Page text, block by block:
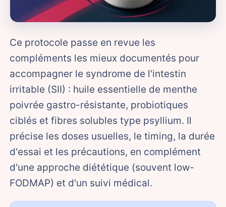
Ce protocole passe en revue les
compléments les mieux documentés pour
accompagner le syndrome de l'intestin
irritable (SII) : huile essentielle de menthe
poivrée gastro-résistante, probiotiques
ciblés et fibres solubles type psyllium. Il
précise les doses usuelles, le timing, la durée
d'essai et les précautions, en complément
d'une approche diététique (souvent low-
FODMAP) et d'un suivi médical.